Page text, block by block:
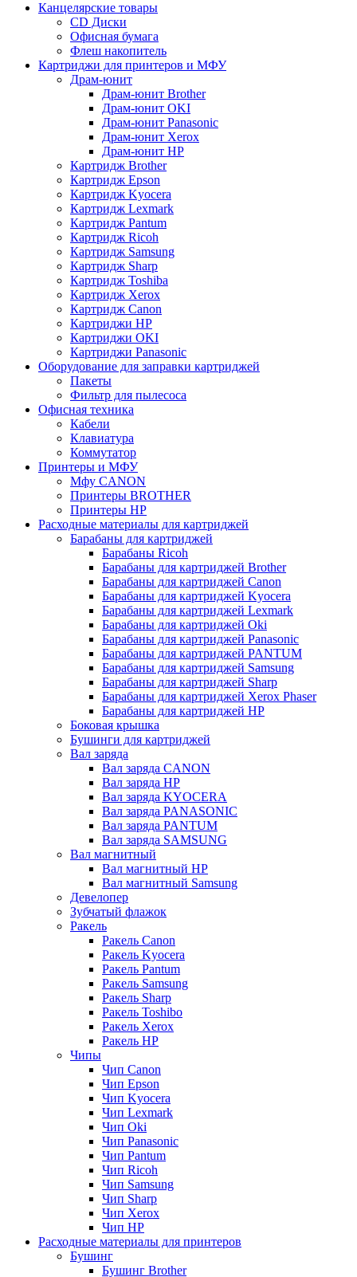
Канцелярские товары
CD Диски
Офисная бумага
Флеш накопитель
Картриджи для принтеров и МФУ
Драм-юнит
Драм-юнит Brother
Драм-юнит OKI
Драм-юнит Panasonic
Драм-юнит Xerox
Драм-юнит НР
Картридж Brother
Картридж Epson
Картридж Kyocera
Картридж Lexmark
Картридж Pantum
Картридж Ricoh
Картридж Samsung
Картридж Sharp
Картридж Toshiba
Картридж Xerox
Картридж Сanon
Картриджи HP
Картриджи OKI
Картриджи Panasonic
Оборудование для заправки картриджей
Пакеты
Фильтр для пылесоса
Офисная техника
Кабели
Клавиатура
Коммутатор
Принтеры и МФУ
Мфу CANON
Принтеры BROTHER
Принтеры HP
Расходные материалы для картриджей
Барабаны для картриджей
Барабаны Ricoh
Барабаны для картриджей Brother
Барабаны для картриджей Canon
Барабаны для картриджей Kyocera
Барабаны для картриджей Lexmark
Барабаны для картриджей Oki
Барабаны для картриджей Panasonic
Барабаны для картриджей PANTUM
Барабаны для картриджей Samsung
Барабаны для картриджей Sharp
Барабаны для картриджей Xerox Phaser
Барабаны для картриджей НР
Боковая крышка
Бушинги для картриджей
Вал заряда
Вал заряда CANON
Вал заряда HP
Вал заряда KYOCERA
Вал заряда PANASONIC
Вал заряда PANTUM
Вал заряда SAMSUNG
Вал магнитный
Вал магнитный HP
Вал магнитный Samsung
Девелопер
Зубчатый флажок
Ракель
Ракель Canon
Ракель Kyocera
Ракель Pantum
Ракель Samsung
Ракель Sharp
Ракель Toshibo
Ракель Xerox
Ракель НР
Чипы
Чип Canon
Чип Epson
Чип Kyocera
Чип Lexmark
Чип Oki
Чип Panasonic
Чип Pantum
Чип Ricoh
Чип Samsung
Чип Sharp
Чип Xerox
Чип НР
Расходные материалы для принтеров
Бушинг
Бушинг Brother